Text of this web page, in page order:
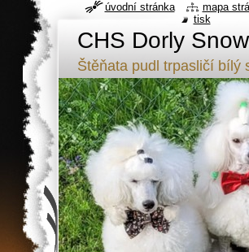
CHS Dorly
Štěňata pudl trpasličí bílý
úvodní stránka mapa
tisk